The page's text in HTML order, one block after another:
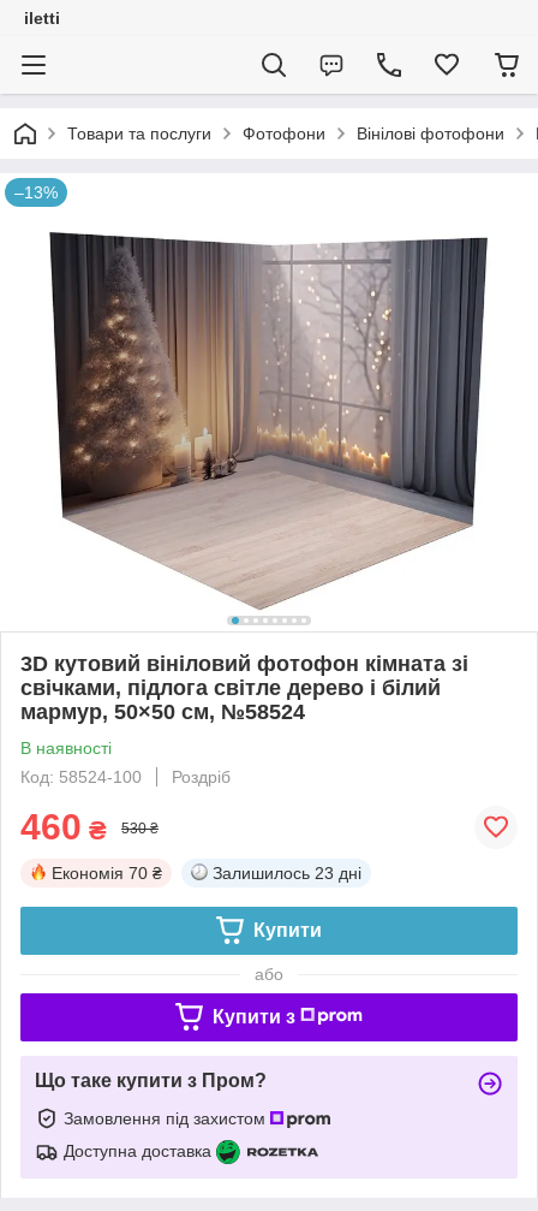
iletti
Товари та послуги Фотофони Вінілові фотофони
–13%
3D кутовий вініловий фотофон кімната зі
свічками, підлога світле дерево і білий
мармур, 50×50 см, №58524
В наявності
Код: 58524-100
Роздріб
460 ₴ 530 ₴
Економія 70 ₴ Залишилось 23 дні
Купити
або
Купити з
Що таке купити з Пром?
Замовлення під захистом
Доступна доставка